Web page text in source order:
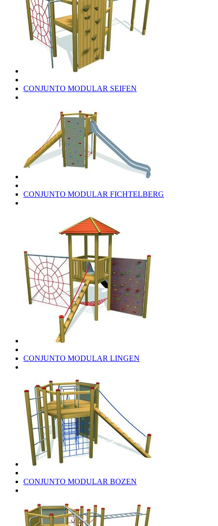
CONJUNTO MODULAR SEIFEN
CONJUNTO MODULAR FICHTELBERG
CONJUNTO MODULAR LINGEN
CONJUNTO MODULAR BOZEN